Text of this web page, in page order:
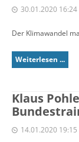
30.01.2020 16:24
Der Klimawandel
Weiterlesen ...
Klaus
14.01.2020 19:15